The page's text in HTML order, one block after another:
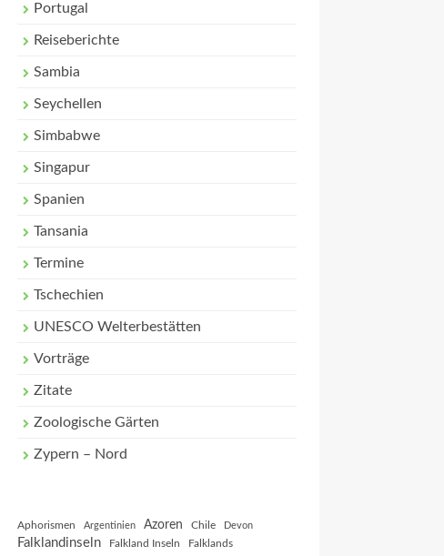
Portugal
Reiseberichte
Sambia
Seychellen
Simbabwe
Singapur
Spanien
Tansania
Termine
Tschechien
UNESCO Welterbestätten
Vorträge
Zitate
Zoologische Gärten
Zypern – Nord
Aphorismen Argentinien Azoren Chile Devon
Falklandinseln Falkland Inseln Falklands